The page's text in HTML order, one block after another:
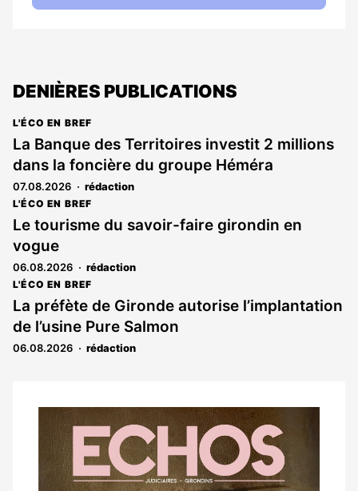
DENIÈRES PUBLICATIONS
L'ÉCO EN BREF
La Banque des Territoires investit 2 millions
dans la foncière du groupe Héméra
07.08.2026 rédaction
L'ÉCO EN BREF
Le tourisme du savoir-faire girondin en
vogue
06.08.2026 rédaction
L'ÉCO EN BREF
La préfète de Gironde autorise l’implantation
de l’usine Pure Salmon
06.08.2026 rédaction
Notre
dernier
magazine